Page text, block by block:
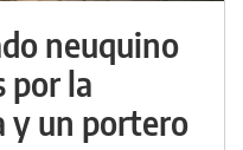
neuquino
por la
y un portero